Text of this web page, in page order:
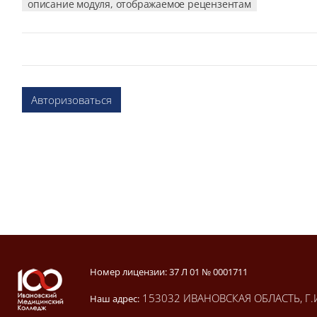
описание модуля, отображаемое рецензентам
Авторизоваться
Блоки
Номер лицензии: 37 Л 01 № 0001711
Наш адрес: 153032 ИВАНОВСКАЯ ОБЛАСТЬ,